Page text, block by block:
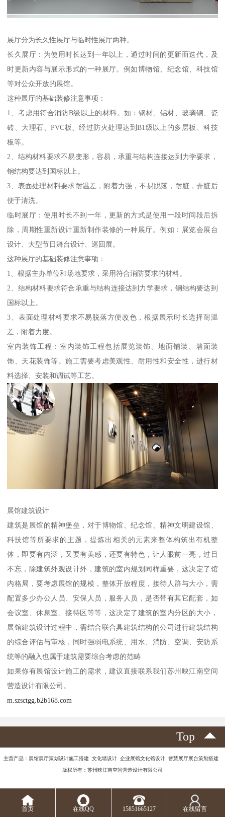
展厅分为长久性展厅与临时性展厅两种。
长久展厅：为使用时长达到一年以上，通过时间的更新而迭代，及
时更新内容与展示形式的一种展厅。例如博物馆、纪念馆、科技馆
等对公众开放的展馆。
这种展厅的基础装修注意事项：
1、考虑用符合消防B级以上的材料。如：钢材、铝材、玻璃钢、瓷
砖、大理石、PVC板、经过防火处理达到B1级以上的多层板、科技
板等。
2、结构材料要求不易变形，容易，承重与结构连接达到力学要求，
钢结构要达到国标以上。
3、表面处理材料要求耐温差，附着力强，不易脱落，耐脏，弄脏后
便于清洗。
临时展厅：使用时长不到一年，更新的方式是使用一段时间段后拆
除，周期性重新设计重新制作装修的一种展厅。例如：展览会展台
设计、大型节日舞台设计、巡回展。
这种展厅的基础装修注意事项：
1、根据主办单位和场地要求，采用符合消防要求的材料。
2、结构材料要求符合承重与结构连接达到力学要求，钢结构要达到
国标以上。
3、表面处理材料要求不易脱落方便改色，根据展示时长选择耐温
差，附着力度。
室内装饰工程：室内装饰工程包括展览装饰、地面铺装、墙面装
饰、天花装饰等。施工需要考虑美观性、耐用性和安全性，进行材
料选择、安装和调试等工艺。
展馆建筑设计
建筑是展馆的精神堡垒，对于博物馆、纪念馆、精神文明建设馆、
科技馆等所要求的主题，提炼出相关的元素来整体构筑出有机整
体，即要有内涵，又要有美感，还要有特色，让人眼前一亮，过目
不忘，除建筑外观设计外，建筑的室内规划同样重要，这决定了馆
内格局，要考虑展馆的规模，整体开放程度，接待人群与大小，需
配置多少办公人员、安保人员，服务人员，是否带有其它配套，如
会议室、休息室、接待区等等，这决定了建筑的室内分区的大小，
展馆建筑设计过程中，需结合联合具建筑结构的公司进行建筑结构
的综合评估与审核，同时强弱电系统、用水、消防、空调、安防系
统等的融入也属于建筑需要综合考虑的范畴
如果你有展馆设计施工的需求，建议直接联系我们苏州映江南空间
营造设计有限公司。
m.szsctgg.b2b168.com
Top
主营产品：展馆展厅策划设计施工搭建 文化墙设计 企业展馆文化馆设计 智慧展厅展台策划搭建
版权所有：苏州映江南空间营造设计有限公司
首页 在线QQ 15851665127 在线留言